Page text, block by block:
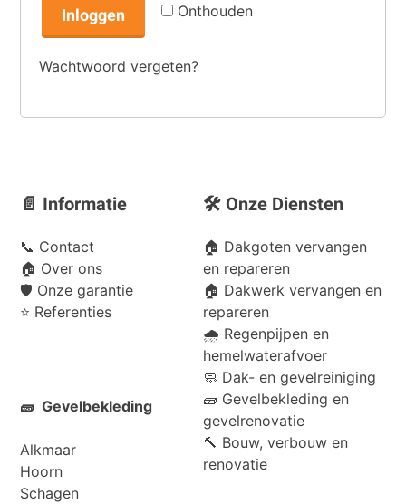
Onthouden
Inloggen
Wachtwoord vergeten?
📄 Informatie
📞 Contact
🏠 Over ons
🛡️ Onze garantie
⭐ Referenties
🧱 Gevelbekleding
Alkmaar
Hoorn
Schagen
🛠️ Onze Diensten
🏠 Dakgoten vervangen
en repareren
🏠 Dakwerk vervangen en
repareren
🌧️ Regenpijpen en
hemelwaterafvoer
🧼 Dak- en gevelreiniging
🧱 Gevelbekleding en
gevelrenovatie
🔨 Bouw, verbouw en
renovatie